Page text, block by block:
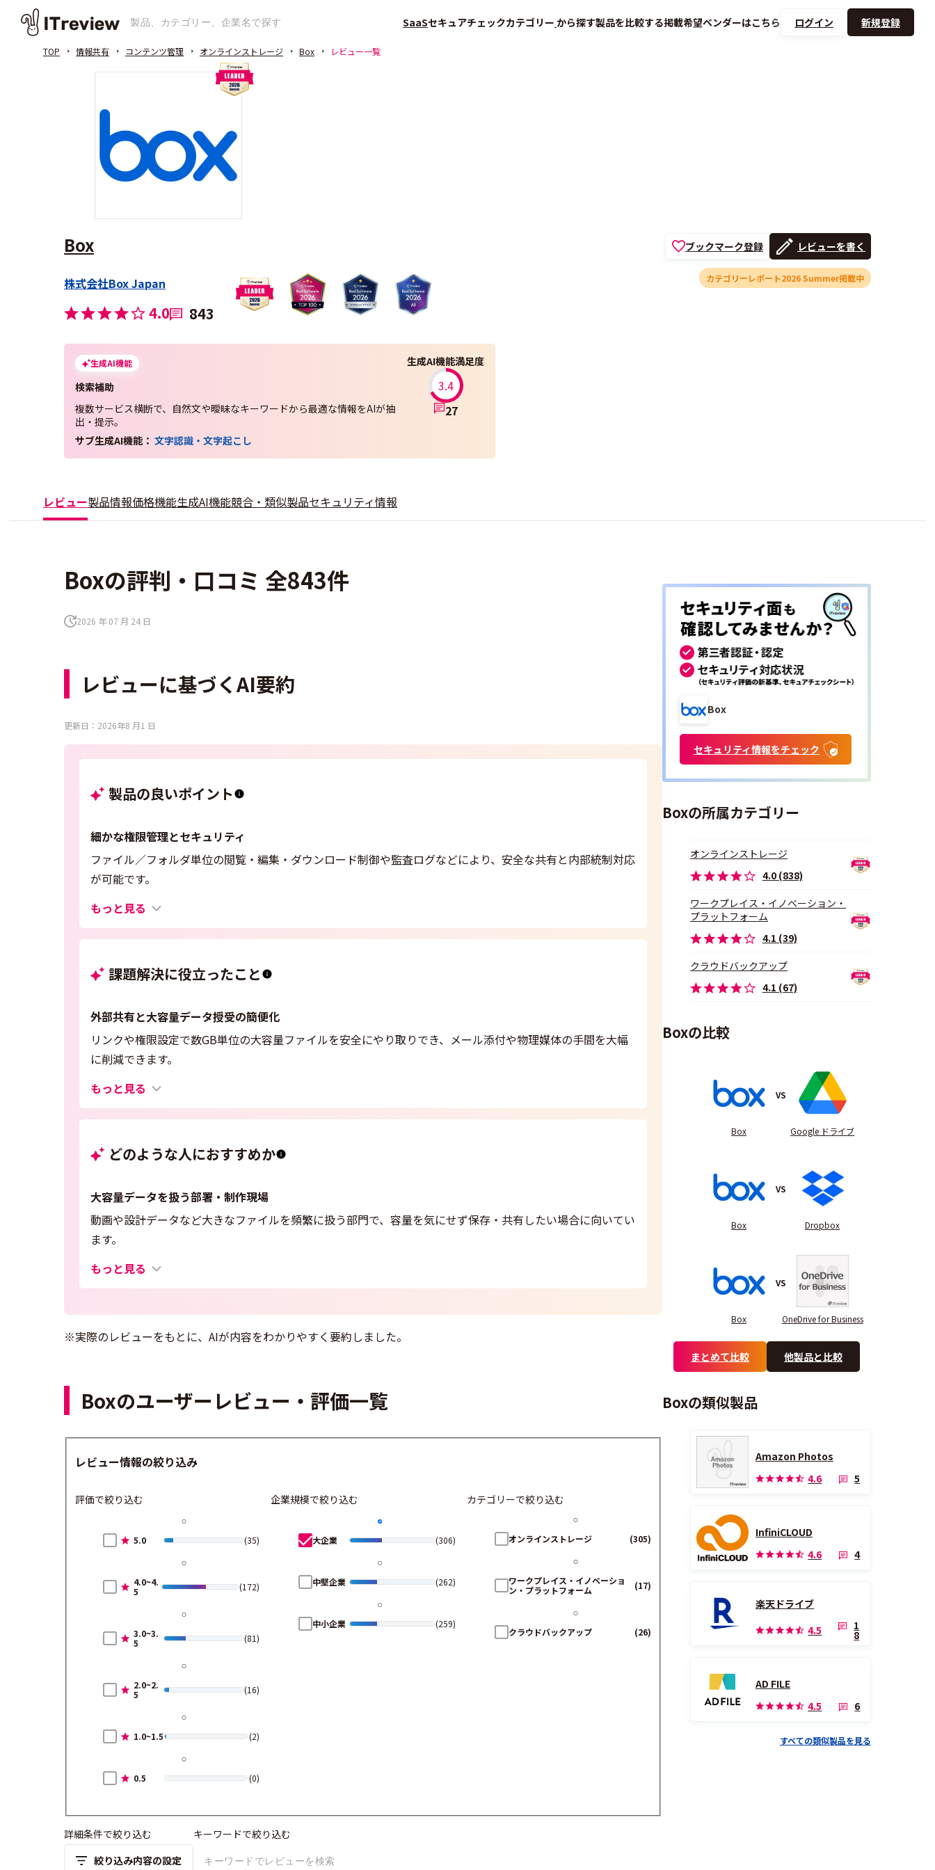
SaaSセキュアチェックカテゴリー から探す製品を比較する掲載希望ベンダーはこちら ログイン 新規登録
TOP 情報共有 コンテンツ管理 オンラインストレージ Box レビュー一覧
Box
株式会社Box Japan
4.0 843
生成AI機能
検索補助
複数サービス横断で、自然文や曖昧なキーワードから最適な情報をAIが抽
出・提示。
生成AI機能満足度
3.4
27
サブ生成AI機能： 文字認識・文字起こし
ブックマーク登録 レビューを書く
カテゴリーレポート2026 Summer掲載中
レビュー製品情報価格機能生成AI機能競合・類似製品セキュリティ情報
Boxの評判・口コミ 全843件
2026 年 07 月 24 日
レビューに基づくAI要約
更新日：2026年8 月1 日
製品の良いポイント
細かな権限管理とセキュリティ
ファイル／フォルダ単位の閲覧・編集・ダウンロード制御や監査ログなどにより、安全な共有と内部統制対応
が可能です。
もっと見る
課題解決に役立ったこと
外部共有と大容量データ授受の簡便化
リンクや権限設定で数GB単位の大容量ファイルを安全にやり取りでき、メール添付や物理媒体の手間を大幅
に削減できます。
もっと見る
どのような人におすすめか
大容量データを扱う部署・制作現場
動画や設計データなど大きなファイルを頻繁に扱う部門で、容量を気にせず保存・共有したい場合に向いてい
ます。
もっと見る
※実際のレビューをもとに、AIが内容をわかりやすく要約しました。
Boxのユーザーレビュー・評価一覧
レビュー情報の絞り込み
評価で絞り込む
5.0 (35)
4.0~4.
5
(172)
3.0~3.
5
(81)
2.0~2.
5
(16)
1.0~1.5 (2)
0.5 (0)
企業規模で絞り込む
大企業 (306)
中堅企業 (262)
中小企業 (259)
カテゴリーで絞り込む
オンラインストレージ (305)
ワークプレイス・イノベーショ
ン・プラットフォーム
(17)
クラウドバックアップ (26)
詳細条件で絞り込む
絞り込み内容の設定
キーワードで絞り込む
Box
セキュリティ情報をチェック
Boxの所属カテゴリー
オンラインストレージ
4.0 (838)
ワークプレイス・イノベーション・
プラットフォーム
4.1 (39)
クラウドバックアップ
4.1 (67)
Boxの比較
Box
VS
Google ドライブ
Box
VS
Dropbox
Box
VS
OneDrive for Business
まとめて比較 他製品と比較
Boxの類似製品
Amazon Photos
4.6
5
InfiniCLOUD
4.6
4
楽天ドライブ
4.5
1
8
AD FILE
4.5
6
すべての類似製品を見る